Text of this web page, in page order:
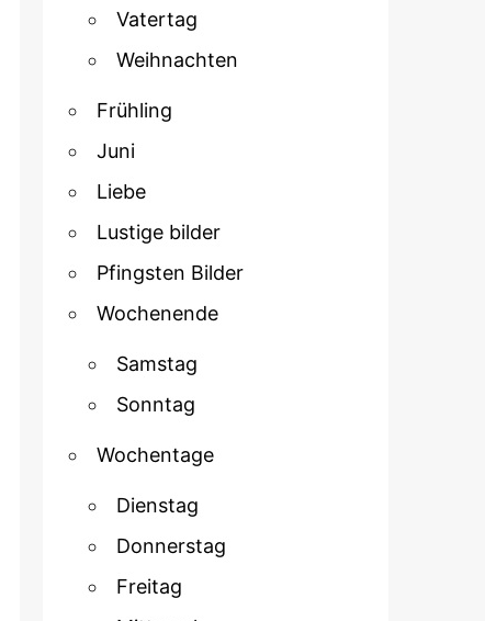
Vatertag
Weihnachten
Frühling
Juni
Liebe
Lustige bilder
Pfingsten Bilder
Wochenende
Samstag
Sonntag
Wochentage
Dienstag
Donnerstag
Freitag